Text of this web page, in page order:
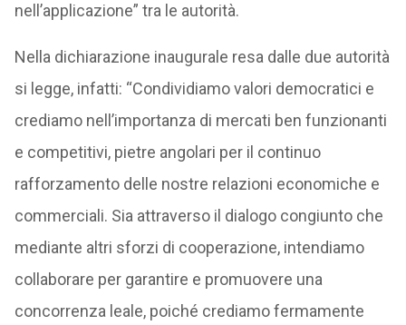
nell’applicazione” tra le autorità.
Nella dichiarazione inaugurale resa dalle due autorità
si legge, infatti: “Condividiamo valori democratici e
crediamo nell’importanza di mercati ben funzionanti
e competitivi, pietre angolari per il continuo
rafforzamento delle nostre relazioni economiche e
commerciali. Sia attraverso il dialogo congiunto che
mediante altri sforzi di cooperazione, intendiamo
collaborare per garantire e promuovere una
concorrenza leale, poiché crediamo fermamente